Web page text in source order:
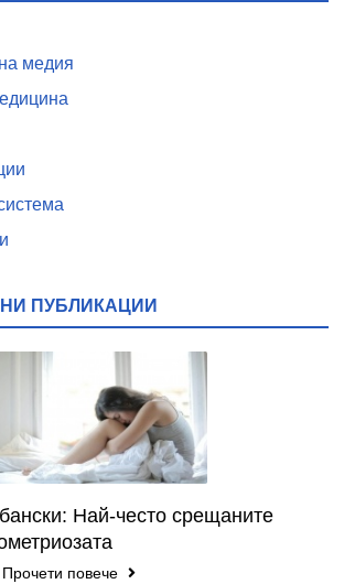
медия
ПУБЛИКАЦИИ
Най-често срещаните
Прочети повече